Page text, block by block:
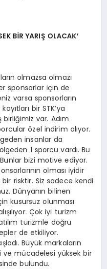
BİR YARIŞ OLACAK’
olmazsa olmazı
sponsorlar için de
varsa sponsorların
bir STK’ya
birliğimiz var. Adım
özel indirim alıyor.
insanlar da
1 sporcu vardı. Bu
bizi motive ediyor.
olması iyidir
risktir. Siz sadece kendi
Dünyanın bilinen
kusursuz olunması
Çok iyi turizm
turizmle doğru
de etkiliyor.
Büyük markaların
ve mücadelesi yüksek bir
bulundu.